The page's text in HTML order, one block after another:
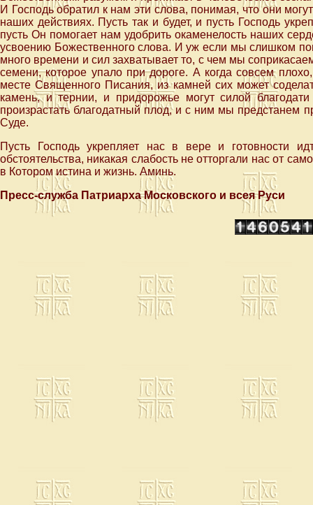
И Господь обратил к нам эти слова, понимая, что они
наших действиях. Пусть так и будет, и пусть Господь
пусть Он помогает нам удобрить окаменелость наших
усвоению Божественного слова. И уж если мы слишком
много времени и сил захватывает то, с чем мы
семени, которое упало при дороге. А когда совсем
месте Священного Писания, из камней сих может
камень, и тернии, и придорожье могут силой
произрастать благодатный плод, и с ним мы
Суде.
Пусть Господь укрепляет нас в вере и готовности
обстоятельства, никакая слабость не отторгали нас от
в Котором истина и жизнь. Аминь.
Пресс-служба Патриарха Московского и всея Руси